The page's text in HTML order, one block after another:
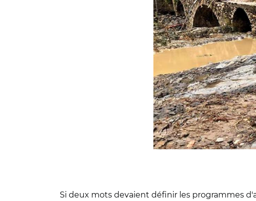
Si deux mots devaient définir les programmes